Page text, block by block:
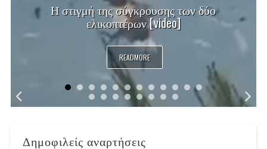
Η στιγμή της σύγκρουσης των δύο
ελικοπτέρων [video]
READMORE
Δημοφιλείς αναρτήσεις